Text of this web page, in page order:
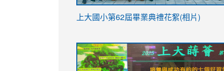
link
YfDQppRvyMk686kIw6SBbssEIZ6WnT/
usp=sharing
上大國小第62屆畢業典禮花絮(相片)
to
https://drive.google.com/file/d/1I-
to
https://sites.google.com/stes.tyc.edu.tw/